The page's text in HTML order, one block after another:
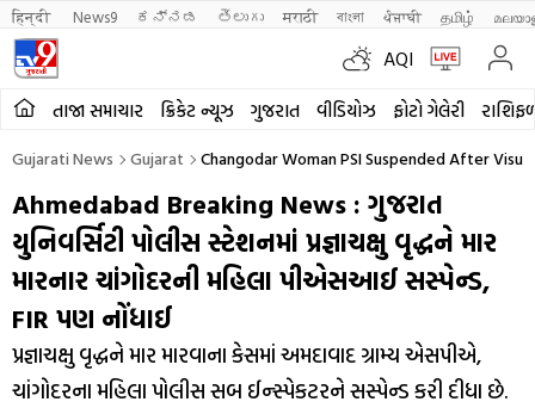
हिन्दी News9 ಕನ್ನಡ తెలుగు मराठी বাংলা ਪੰਜਾਬੀ தமிழ்
AQI
તાજા સમાચાર ક્રિકેટ ન્યૂઝ ગુજરાત વીડિયોઝ ફોટો ગેલેરી
Gujarati News Gujarat Changodar Woman PSI Suspended After
Ahmedabad Breaking News : ગુજરાત
યુનિવર્સિટી પોલીસ સ્ટેશનમાં પ્રજ્ઞાચક્ષુ વૃદ્ધને માર
મારનાર ચાંગોદરની મહિલા પીએસઆઈ સસ્પેન્ડ,
FIR પણ નોંધાઈ
પ્રજ્ઞાચક્ષુ વૃદ્ધને માર મારવાના કેસમાં અમદાવાદ ગ્રામ્ય એસપીએ,
ચાંગોદરના મહિલા પોલીસ સબ ઈન્સ્પેકટરને સસ્પેન્ડ કરી દીધા છે.